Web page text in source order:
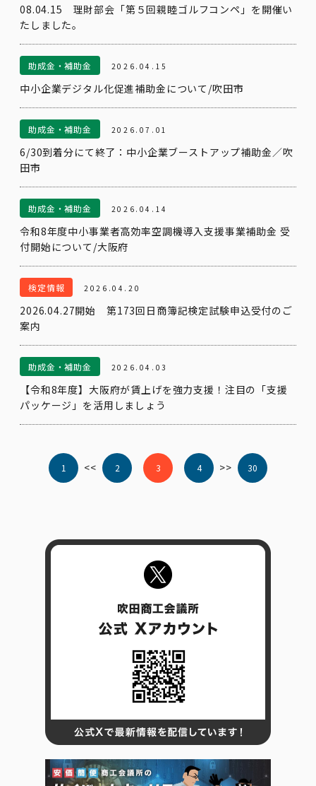
08.04.15 理財部会「第５回親睦ゴルフコンペ」を開催い
たしました。
助成金・補助金 2026.04.15
中小企業デジタル化促進補助金について/吹田市
助成金・補助金 2026.07.01
6/30到着分にて終了：中小企業ブーストアップ補助金／吹
田市
助成金・補助金 2026.04.14
令和8年度中小事業者高効率空調機導入支援事業補助金 受
付開始について/大阪府
検定情報 2026.04.20
2026.04.27開始 第173回日商簿記検定試験申込受付のご
案内
助成金・補助金 2026.04.03
【令和8年度】大阪府が賃上げを強力支援！注目の「支援
パッケージ」を活用しましょう
1 << 2 3 4 >> 30